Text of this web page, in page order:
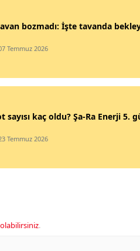
bozmadı: İşte tavanda
Temmuz 2026
sayısı kaç oldu? Şa-Ra Enerji 5.
Temmuz 2026
.